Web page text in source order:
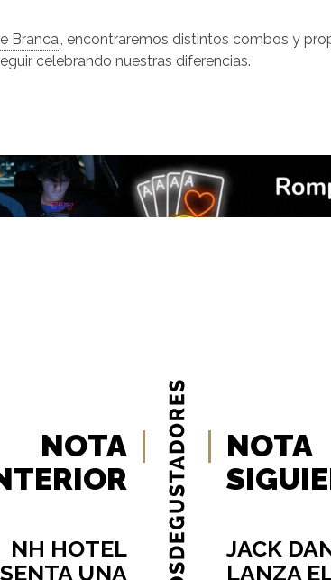
Branca, encontraremos distintos combos y
celebrando nuestras diferencias.
NOTA
NH HOTEL
UNA
NOTA
JACK
LANZA